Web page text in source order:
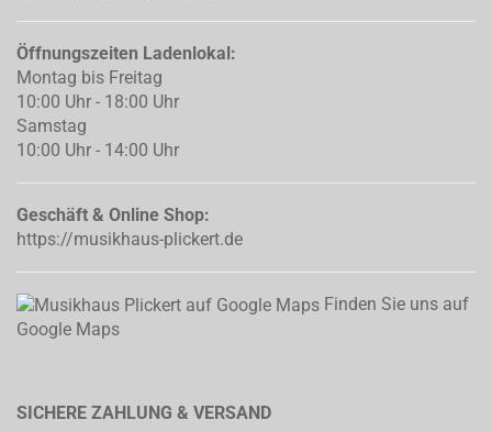
Öffnungszeiten Ladenlokal:
Montag bis Freitag
10:00 Uhr - 18:00 Uhr
Samstag
10:00 Uhr - 14:00 Uhr
Geschäft & Online Shop:
https://musikhaus-plickert.de
Finden Sie uns auf
Google Maps
SICHERE ZAHLUNG & VERSAND